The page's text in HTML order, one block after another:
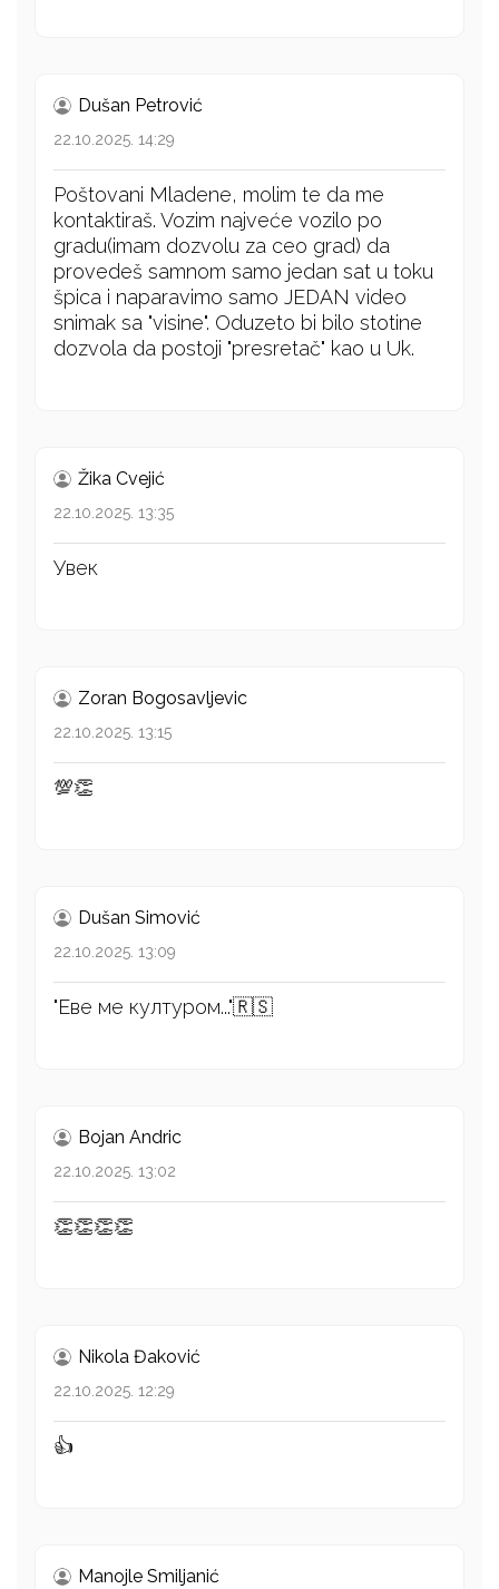
Dušan Petrović
22.10.2025. 14:29
Poštovani Mladene, molim te da me
kontaktiraš. Vozim najveće vozilo po
gradu(imam dozvolu za ceo grad) da
provedeš samnom samo jedan sat u toku
špica i naparavimo samo JEDAN video
snimak sa "visine". Oduzeto bi bilo stotine
dozvola da postoji "presretač" kao u Uk.
Žika Cvejić
22.10.2025. 13:35
Увек
Zoran Bogosavljevic
22.10.2025. 13:15
💯👏
Dušan Simović
22.10.2025. 13:09
"Еве ме културом..."🇷🇸
Bojan Andric
22.10.2025. 13:02
👏👏👏👏
Nikola Đaković
22.10.2025. 12:29
👍
Manojle Smiljanić